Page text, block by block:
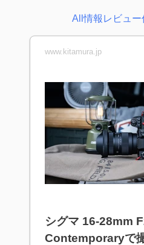
All情報 レビュー
www.kitamura.jp
シグマ 16-28mm
Contemporaryで